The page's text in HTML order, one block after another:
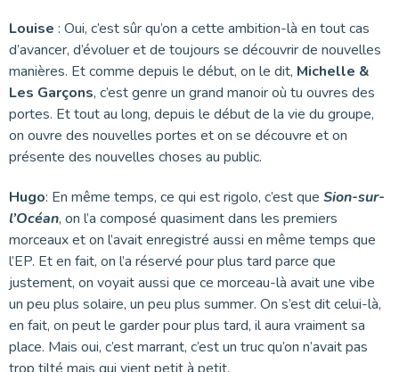
Louise : Oui, c’est sûr qu’on a cette ambition-là en tout cas
d’avancer, d’évoluer et de toujours se découvrir de nouvelles
manières. Et comme depuis le début, on le dit, Michelle &
Les Garçons, c’est genre un grand manoir où tu ouvres des
portes. Et tout au long, depuis le début de la vie du groupe,
on ouvre des nouvelles portes et on se découvre et on
présente des nouvelles choses au public.
Hugo: En même temps, ce qui est rigolo, c’est que Sion-sur-
l’Océan, on l’a composé quasiment dans les premiers
morceaux et on l’avait enregistré aussi en même temps que
l’EP. Et en fait, on l’a réservé pour plus tard parce que
justement, on voyait aussi que ce morceau-là avait une vibe
un peu plus solaire, un peu plus summer. On s’est dit celui-là,
en fait, on peut le garder pour plus tard, il aura vraiment sa
place. Mais oui, c’est marrant, c’est un truc qu’on n’avait pas